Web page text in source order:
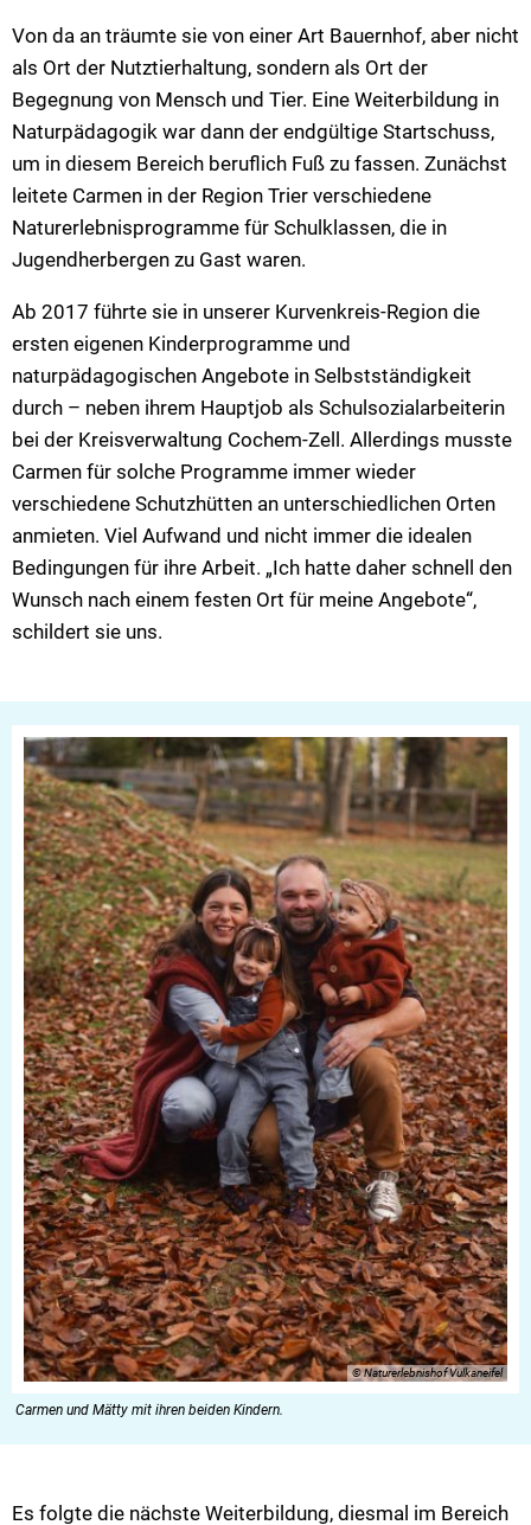
Von da an träumte sie von einer Art Bauernhof, aber nicht
als Ort der Nutztierhaltung, sondern als Ort der
Begegnung von Mensch und Tier. Eine Weiterbildung in
Naturpädagogik war dann der endgültige Startschuss,
um in diesem Bereich beruflich Fuß zu fassen. Zunächst
leitete Carmen in der Region Trier verschiedene
Naturerlebnisprogramme für Schulklassen, die in
Jugendherbergen zu Gast waren.
Ab 2017 führte sie in unserer Kurvenkreis-Region die
ersten eigenen Kinderprogramme und
naturpädagogischen Angebote in Selbstständigkeit
durch – neben ihrem Hauptjob als Schulsozialarbeiterin
bei der Kreisverwaltung Cochem-Zell. Allerdings musste
Carmen für solche Programme immer wieder
verschiedene Schutzhütten an unterschiedlichen Orten
anmieten. Viel Aufwand und nicht immer die idealen
Bedingungen für ihre Arbeit. „Ich hatte daher schnell den
Wunsch nach einem festen Ort für meine Angebote“,
schildert sie uns.
© Naturerlebnishof Vulkaneifel
Carmen und Mätty mit ihren beiden Kindern.
Es folgte die nächste Weiterbildung, diesmal im Bereich